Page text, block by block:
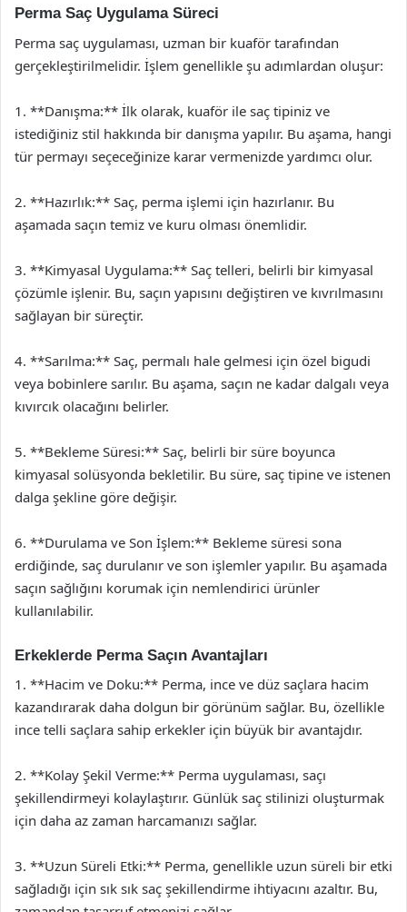
Perma Saç Uygulama Süreci
Perma saç uygulaması, uzman bir kuaför tarafından
gerçekleştirilmelidir. İşlem genellikle şu adımlardan oluşur:
1. **Danışma:** İlk olarak, kuaför ile saç tipiniz ve
istediğiniz stil hakkında bir danışma yapılır. Bu aşama, hangi
tür permayı seçeceğinize karar vermenizde yardımcı olur.
2. **Hazırlık:** Saç, perma işlemi için hazırlanır. Bu
aşamada saçın temiz ve kuru olması önemlidir.
3. **Kimyasal Uygulama:** Saç telleri, belirli bir kimyasal
çözümle işlenir. Bu, saçın yapısını değiştiren ve kıvrılmasını
sağlayan bir süreçtir.
4. **Sarılma:** Saç, permalı hale gelmesi için özel bigudi
veya bobinlere sarılır. Bu aşama, saçın ne kadar dalgalı veya
kıvırcık olacağını belirler.
5. **Bekleme Süresi:** Saç, belirli bir süre boyunca
kimyasal solüsyonda bekletilir. Bu süre, saç tipine ve istenen
dalga şekline göre değişir.
6. **Durulama ve Son İşlem:** Bekleme süresi sona
erdiğinde, saç durulanır ve son işlemler yapılır. Bu aşamada
saçın sağlığını korumak için nemlendirici ürünler
kullanılabilir.
Erkeklerde Perma Saçın Avantajları
1. **Hacim ve Doku:** Perma, ince ve düz saçlara hacim
kazandırarak daha dolgun bir görünüm sağlar. Bu, özellikle
ince telli saçlara sahip erkekler için büyük bir avantajdır.
2. **Kolay Şekil Verme:** Perma uygulaması, saçı
şekillendirmeyi kolaylaştırır. Günlük saç stilinizi oluşturmak
için daha az zaman harcamanızı sağlar.
3. **Uzun Süreli Etki:** Perma, genellikle uzun süreli bir etki
sağladığı için sık sık saç şekillendirme ihtiyacını azaltır. Bu,